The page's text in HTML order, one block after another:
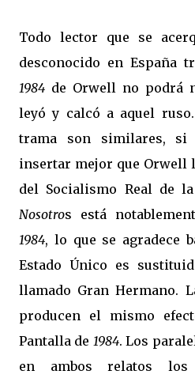
Todo lector que se
desconocido en España
1984 de Orwell no podrá
leyó y calcó a aquel
trama son similares, si
insertar mejor que Orwell
del Socialismo Real de la
Nosotros está
1984, lo que se agradece
Estado Único es
llamado Gran Hermano.
producen el mismo
Pantalla de 1984. Los
en ambos relatos